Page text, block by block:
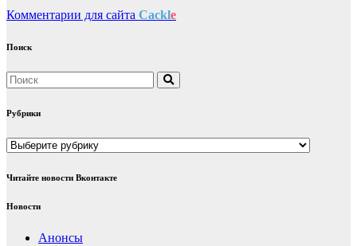
Комментарии для сайта Cackle
Поиск
Рубрики
Рубрики
Читайте новости Вконтакте
Новости
Анонсы